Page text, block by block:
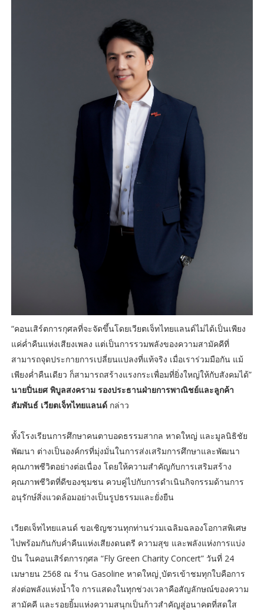
“คอนเสิร์ตการกุศลที่จะจัดขึ้นโดยเวียตเจ็ทไทยแลนด์ไม่ได้เป็นเพียง
แค่ค่ำคืนแห่งเสียงเพลง แต่เป็นการรวมพลังของความสามัคคีที่
สามารถจุดประกายการเปลี่ยนแปลงที่แท้จริง เมื่อเราร่วมมือกัน แม้
เพียงค่ำคืนเดียว ก็สามารถสร้างแรงกระเพื่อมที่ยิ่งใหญ่ให้กับสังคมได้”
นายปิ่นยศ พิบูลสงคราม รองประธานฝ่ายการพาณิชย์และลูกค้า
สัมพันธ์ เวียตเจ็ทไทยแลนด์ กล่าว
ทั้งโรงเรียนการศึกษาคนตาบอดธรรมสากล หาดใหญ่ และมูลนิธิชัย
พัฒนา ต่างเป็นองค์กรที่มุ่งมั่นในการส่งเสริมการศึกษาและพัฒนา
คุณภาพชีวิตอย่างต่อเนื่อง โดยให้ความสำคัญกับการเสริมสร้าง
คุณภาพชีวิตที่ดีของชุมชน ควบคู่ไปกับการดำเนินกิจกรรมด้านการ
อนุรักษ์สิ่งแวดล้อมอย่างเป็นรูปธรรมและยั่งยืน
เวียตเจ็ทไทยแลนด์ ขอเชิญชวนทุกท่านร่วมเฉลิมฉลองโอกาสพิเศษ
ไปพร้อมกันกับค่ำคืนแห่งเสียงดนตรี ความสุข และพลังแห่งการแบ่ง
ปัน ในคอนเสิร์ตการกุศล “Fly Green Charity Concert” วันที่ 24
เมษายน 2568 ณ ร้าน Gasoline หาดใหญ่ ุบัตรเข้าชมทุกใบคือการ
ส่งต่อพลังแห่งน้ำใจ การแสดงในทุกช่วงเวลาคือสัญลักษณ์ของความ
สามัคคี และรอยยิ้มแห่งความสนุกเป็นก้าวสำคัญสู่อนาคตที่สดใส